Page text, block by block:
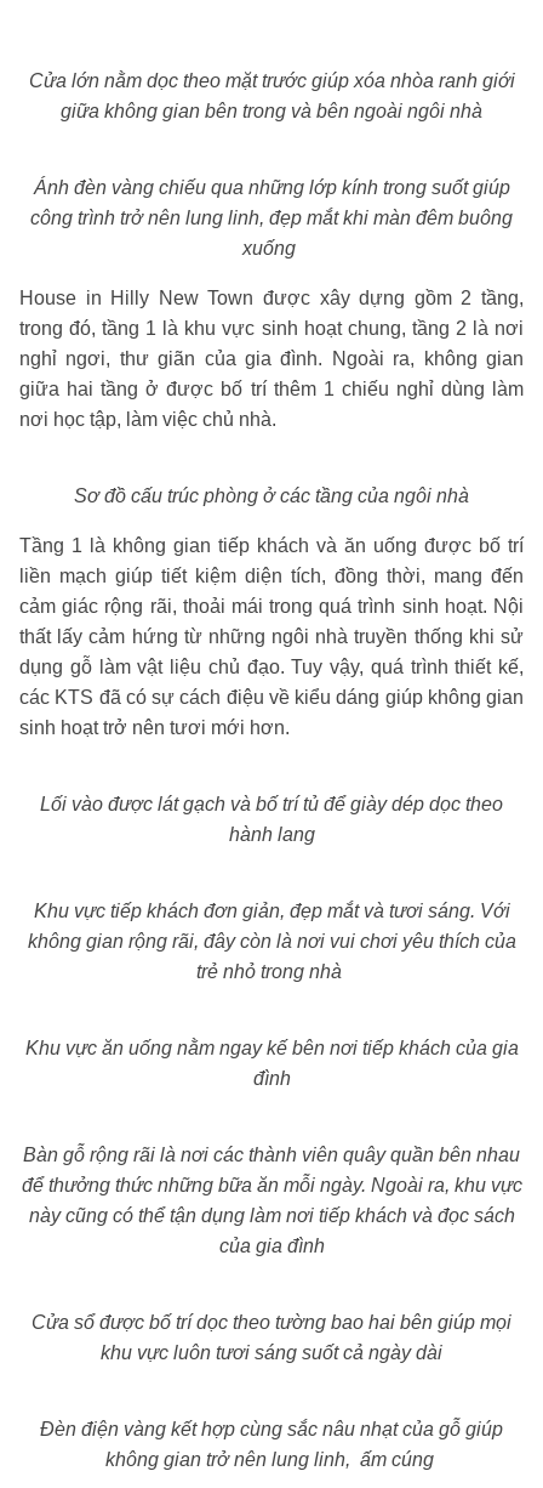
Cửa lớn nằm dọc theo mặt trước giúp xóa nhòa ranh giới
giữa không gian bên trong và bên ngoài ngôi nhà
Ánh đèn vàng chiếu qua những lớp kính trong suốt giúp
công trình trở nên lung linh, đẹp mắt khi màn đêm buông
xuống
House in Hilly New Town được xây dựng gồm 2 tầng,
trong đó, tầng 1 là khu vực sinh hoạt chung, tầng 2 là nơi
nghỉ ngơi, thư giãn của gia đình. Ngoài ra, không gian
giữa hai tầng ở được bố trí thêm 1 chiếu nghỉ dùng làm
nơi học tập, làm việc chủ nhà.
Sơ đồ cấu trúc phòng ở các tầng của ngôi nhà
Tầng 1 là không gian tiếp khách và ăn uống được bố trí
liền mạch giúp tiết kiệm diện tích, đồng thời, mang đến
cảm giác rộng rãi, thoải mái trong quá trình sinh hoạt. Nội
thất lấy cảm hứng từ những ngôi nhà truyền thống khi sử
dụng gỗ làm vật liệu chủ đạo. Tuy vậy, quá trình thiết kế,
các KTS đã có sự cách điệu về kiểu dáng giúp không gian
sinh hoạt trở nên tươi mới hơn.
Lối vào được lát gạch và bố trí tủ để giày dép dọc theo
hành lang
Khu vực tiếp khách đơn giản, đẹp mắt và tươi sáng. Với
không gian rộng rãi, đây còn là nơi vui chơi yêu thích của
trẻ nhỏ trong nhà
Khu vực ăn uống nằm ngay kế bên nơi tiếp khách của gia
đình
Bàn gỗ rộng rãi là nơi các thành viên quây quần bên nhau
để thưởng thức những bữa ăn mỗi ngày. Ngoài ra, khu vực
này cũng có thể tận dụng làm nơi tiếp khách và đọc sách
của gia đình
Cửa sổ được bố trí dọc theo tường bao hai bên giúp mọi
khu vực luôn tươi sáng suốt cả ngày dài
Đèn điện vàng kết hợp cùng sắc nâu nhạt của gỗ giúp
không gian trở nên lung linh, ấm cúng